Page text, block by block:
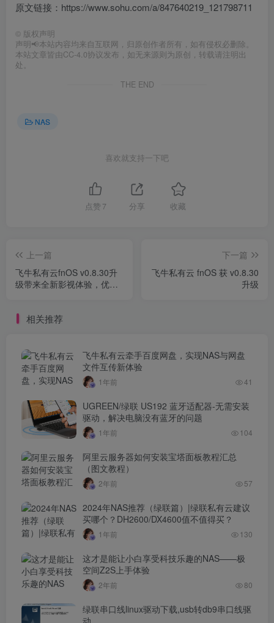
原文链接：https://www.sohu.com/a/847640219_121798711
© 版权声明
声明📢本站内容均来自互联网，归原创作者所有，如有侵权必删除。
本站文章皆由CC-4.0协议发布，如无来源则为原创，转载请注明出
处。
THE END
NAS
喜欢就支持一下吧
点赞 7 分享 收藏
上一篇
飞牛私有云fnOS v0.8.30升
级带来全新影视体验，优化
下一篇
飞牛私有云 fnOS 获 v0.8.30
升级
相关推荐
飞牛私有云牵手百度网盘，实现NAS与网盘
文件互传新体验
1年前 41
UGREEN/绿联 US192 蓝牙适配器-无需安装
驱动，解决电脑没有蓝牙的问题
1年前 104
阿里云服务器如何安装宝塔面板教程汇总
（图文教程）
2年前 57
2024年NAS推荐（绿联篇）|绿联私有云建议
买哪个？DH2600/DX4600值不值得买？
1年前 130
这才是能让小白享受科技乐趣的NAS——极
空间Z2S上手体验
2年前 80
绿联串口线linux驱动下载,usb转db9串口线驱
动